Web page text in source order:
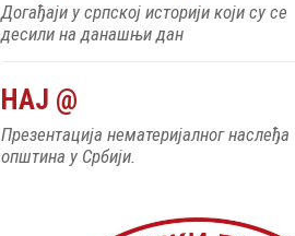
Догађаји у српској историји који су се
десили на данашњи дан
НАЈ @
Презентација нематеријалног наслеђа
општина у Србији.